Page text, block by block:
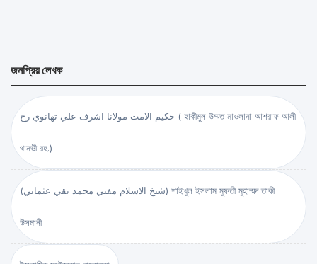
জনপ্রিয় লেখক
حكيم الامت مولانا اشرف علي تهانوي رح ( হাকীমুল উম্মত মাওলানা আশরাফ আলী
থানভী রহ.)
(شيخ الاسلام مفتي محمد تقي عثماني) শাইখুল ইসলাম মুফতী মুহাম্মদ তাকী
উসমানী